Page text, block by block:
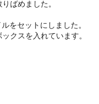
ばめました。
をセットにしました。
クスを入れています。